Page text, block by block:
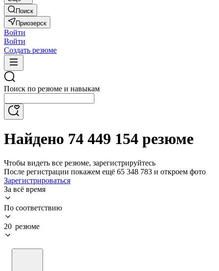
Поиск
Приозерск
Войти
Войти
Создать резюме
Поиск по резюме и навыкам
Найдено 74 449 154 резюме
Чтобы видеть все резюме, зарегистрируйтесь
После регистрации покажем ещё 65 348 783 и откроем фото
Зарегистрироваться
За всё время
По соответствию
20 резюме